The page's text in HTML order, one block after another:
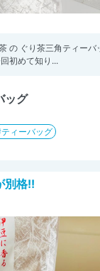
の ぐり茶三角ティー
初めて知り...
ッグ
ティーバッグ
別格!!